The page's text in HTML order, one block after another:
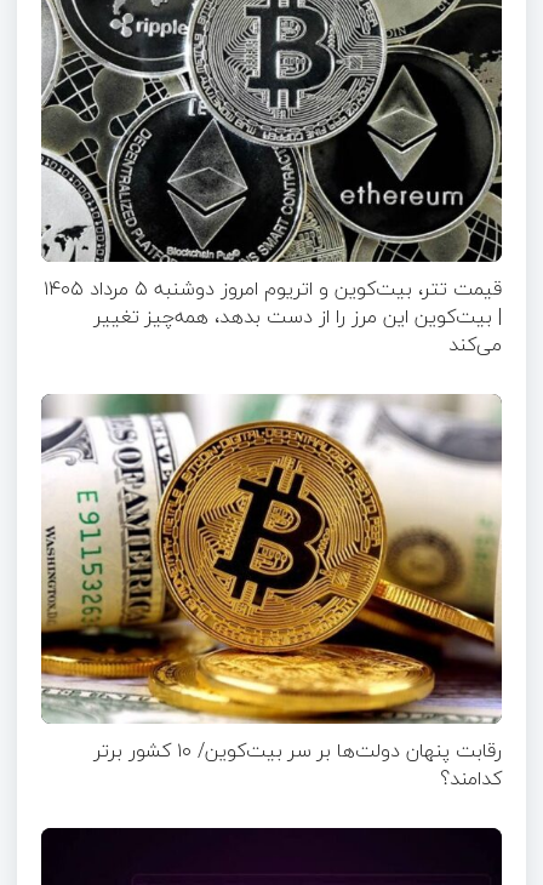
قیمت تتر، بیت‌کوین و اتریوم امروز دوشنبه ۵ مرداد ۱۴۰۵
| بیت‌کوین این مرز را از دست بدهد، همه‌چیز تغییر
می‌کند
رقابت پنهان دولت‌ها بر سر بیت‌کوین/ ۱۰ کشور برتر
کدامند؟